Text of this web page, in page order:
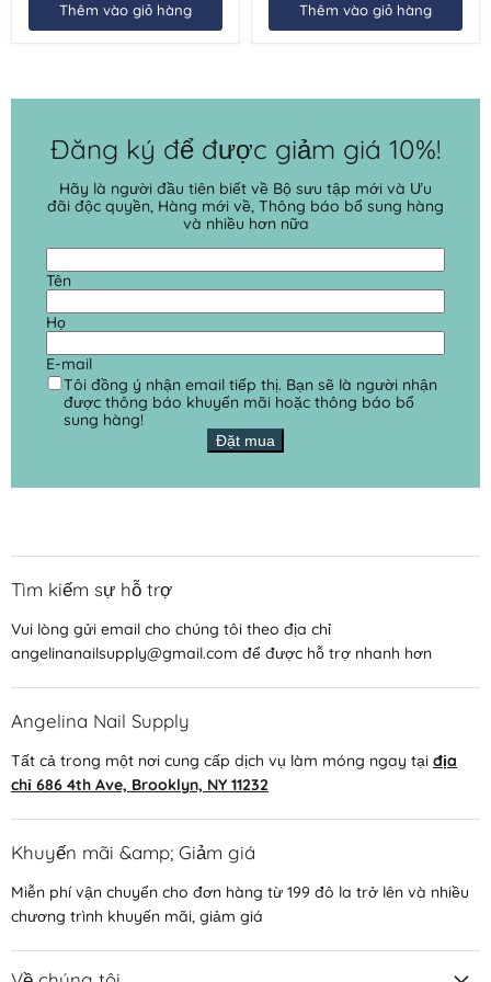
Thêm vào giỏ hàng Thêm vào giỏ hàng
Đăng ký để được giảm giá 10%!
Hãy là người đầu tiên biết về Bộ sưu tập mới và Ưu
đãi độc quyền, Hàng mới về, Thông báo bổ sung hàng
và nhiều hơn nữa
Tên
Họ
E-mail
Tôi đồng ý nhận email tiếp thị. Bạn sẽ là người nhận
được thông báo khuyến mãi hoặc thông báo bổ
sung hàng!
Đặt mua
Tìm kiếm sự hỗ trợ
Vui lòng gửi email cho chúng tôi theo địa chỉ
angelinanailsupply@gmail.com để được hỗ trợ nhanh hơn
Angelina Nail Supply
Tất cả trong một nơi cung cấp dịch vụ làm móng ngay tại địa
chỉ 686 4th Ave, Brooklyn, NY 11232
Khuyến mãi &amp; Giảm giá
Miễn phí vận chuyển cho đơn hàng từ 199 đô la trở lên và nhiều
chương trình khuyến mãi, giảm giá